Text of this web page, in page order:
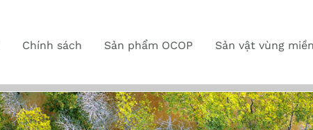
Chính sách Sản phẩm OCOP Sản vật vùng miền